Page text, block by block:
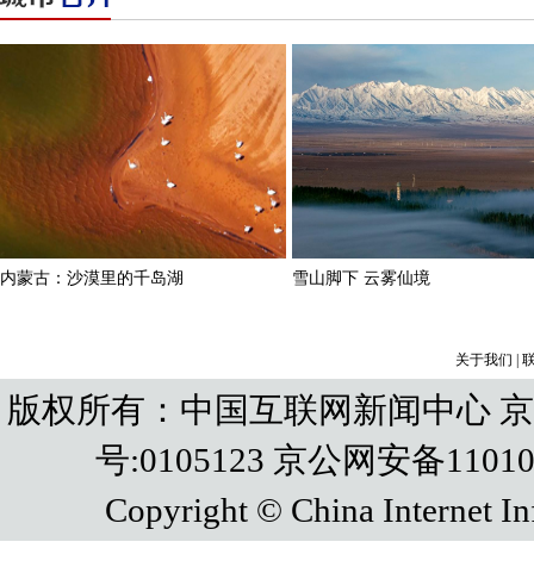
关于我们
版权所有：中国互联网新闻中心
号:0105123 京公网安备
Copyright © China Internet